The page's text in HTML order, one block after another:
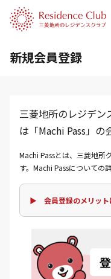
新規会員登録
三菱地所のレジデン
は「Machi Pass」の
Machi Passとは、三菱地所
す。Machi Passについての
▶ 会員登録のメリット